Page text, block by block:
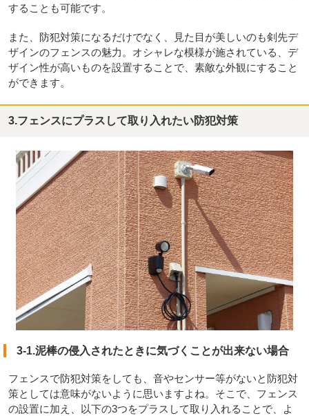
することも可能です。
また、防犯対策になるだけでなく、見た目が美しいのも剣先デ
ザインのフェンスの魅力。オシャレな模様が施されている、デ
ザイン性が高いものを設置することで、素敵な外観にすること
ができます。
3.フェンスにプラスして取り入れたい防犯対策
3-1.泥棒の侵入されたときに気づくことが出来ない場合
フェンスで防犯対策をしても、音やセンサー等がないと防犯対
策としては意味がないように思いますよね。そこで、フェンス
の設置に加え、以下の3つをプラスして取り入れることで、よ